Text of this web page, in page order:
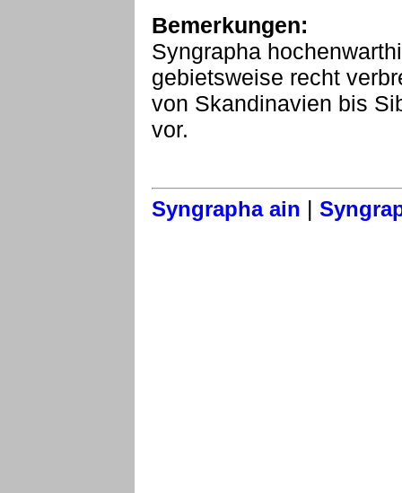
Bemerkungen:
Syngrapha
gebietsweise recht
von Skandinavien bis
vor.
Syngrapha ain |